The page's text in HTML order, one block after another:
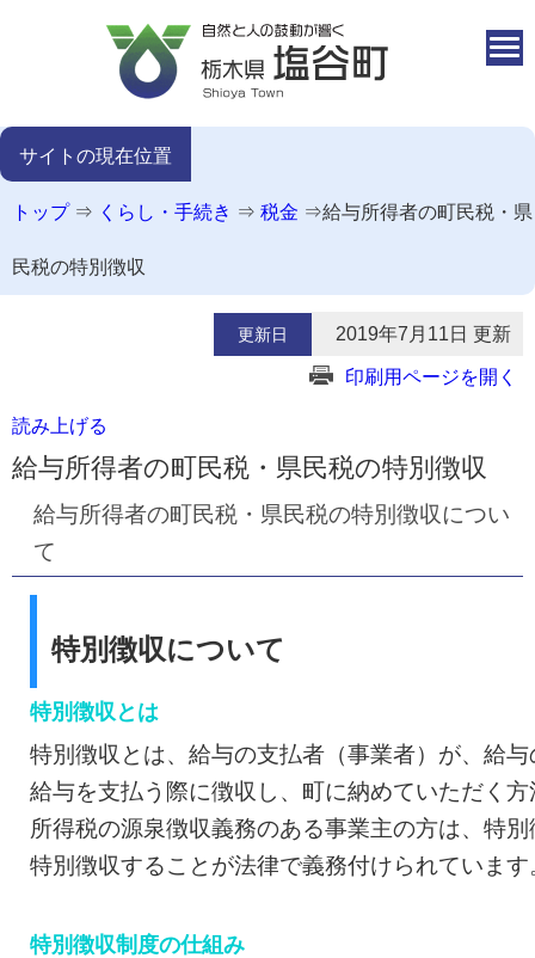
サイトの現在位置
トップ⇒ くらし・手続き ⇒ 税金 ⇒給与所得者の町民税・県
民税の特別徴収
更新日 2019年7月11日 更新
印刷用ページを開く
読み上げる
給与所得者の町民税・県民税の特別徴収
給与所得者の町民税・県民税の特別徴収につい
て
特別徴収について
特別徴収とは
特別徴収とは、給与の支払者（事業者）が、給
給与を支払う際に徴収し、町に納めていただく
所得税の源泉徴収義務のある事業主の方は、特
特別徴収することが法律で義務付けられています
特別徴収制度の仕組み